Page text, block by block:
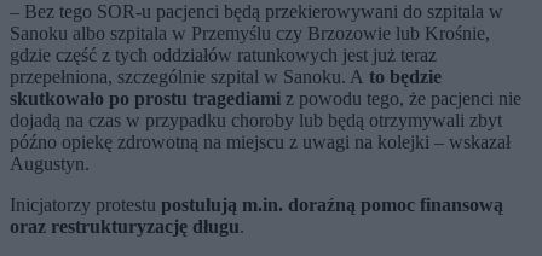
– Bez tego SOR-u pacjenci będą przekierowywani do szpitala w
Sanoku albo szpitala w Przemyślu czy Brzozowie lub Krośnie,
gdzie część z tych oddziałów ratunkowych jest już teraz
przepełniona, szczególnie szpital w Sanoku. A to będzie
skutkowało po prostu tragediami z powodu tego, że pacjenci nie
dojadą na czas w przypadku choroby lub będą otrzymywali zbyt
późno opiekę zdrowotną na miejscu z uwagi na kolejki – wskazał
Augustyn.
Inicjatorzy protestu postulują m.in. doraźną pomoc finansową
oraz restrukturyzację długu.